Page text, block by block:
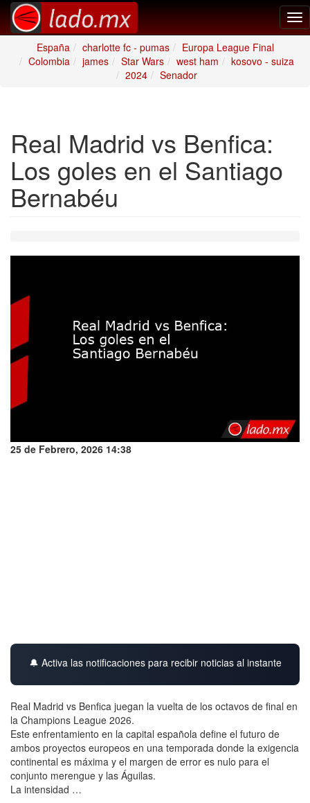
España
charlotte fc - pumas
Europa League Final
Colombia
james Star Wars west ham
kosovo - suiza
2024
Senador
Real Madrid vs Benfica:
Los goles en el Santiago
Bernabéu
25 de Febrero, 2026 14:38
🔔 Activa las notificaciones para recibir noticias al instante
Real Madrid vs Benfica juegan la vuelta de los octavos de final en
la Champions League 2026.
Este enfrentamiento en la capital española define el futuro de
ambos proyectos europeos en una temporada donde la exigencia
continental es máxima y el margen de error es nulo para el
conjunto merengue y las Águilas.
La intensidad …